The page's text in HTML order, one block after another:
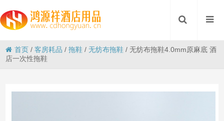
首页 /客房耗品 /拖鞋 /无纺布拖鞋 /无纺布拖鞋4.0mm原麻底 酒
店一次性拖鞋